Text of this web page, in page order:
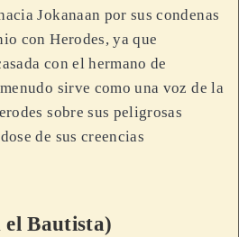
Jokanaan por sus condenas
con Herodes, ya que
con el hermano de
sirve como una voz de la
sobre sus peligrosas
de sus creencias
Bautista)